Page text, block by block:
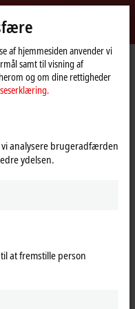
myBeckhoff
videoen og tilpasser
indhold fra Vimeo
på vores
af hjemmesiden anvender vi
samt til visning af
og om dine rettigheder
analysere brugeradfærden
ydelsen.
at fremstille person